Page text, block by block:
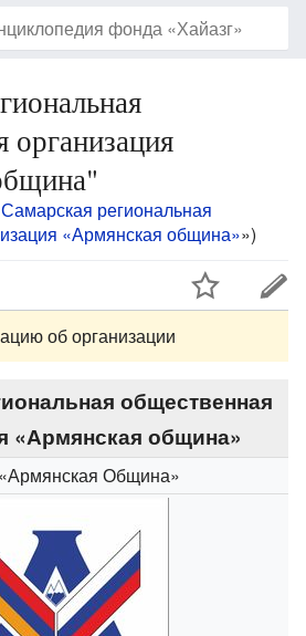
организация
Самарская региональная
«Армянская община»»)
об организации
общественная
«Армянская община»
Община»